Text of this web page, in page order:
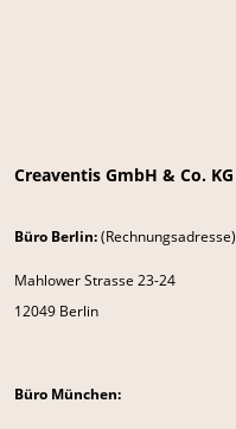
Creaventis GmbH & Co. KG
Büro Berlin:(Rechnungsadresse)
Mahlower Strasse 23-24
12049 Berlin
Büro München: